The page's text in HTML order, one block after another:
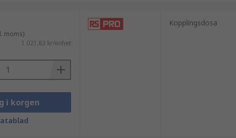
en standardbox för ett specialjobb. Till
moms)
1 021,83 kr/enhet
i korgen
Kopplingsdosa